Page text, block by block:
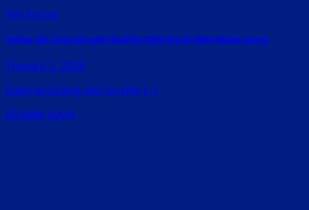
Rate this post
Hướng dẫn chụp ảnh nghệ thuật hè 2026 đẹp tự nhiên không gượng
Tháng 6 3, 2026
Danh mụcChụp ảnh sự kiện [...]
Đã kiểm duyệt